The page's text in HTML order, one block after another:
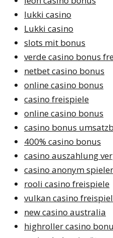
lukki casino
Lukki casino
slots mit bonus
verde casino bonus
netbet casino bonus
online casino bonus
casino freispiele
online casino bonus
casino bonus
400% casino bonus
casino auszahlung
casino anonym
rooli casino freispiele
vulkan casino
new casino australia
highroller casino